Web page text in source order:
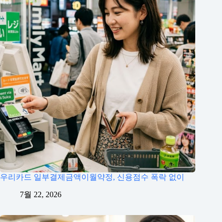
우리카드 일부결제금액이월약정, 신용점수 폭락 없이
7월 22, 2026